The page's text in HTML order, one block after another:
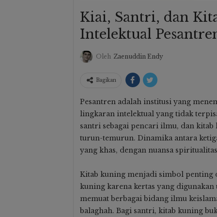
Kiai, Santri, dan
Intelektual
Oleh Zaenuddin Endy
Bagikan
Pesantren adalah institusi yang
lingkaran intelektual yang tidak
santri sebagai pencari ilmu, dan kitab
turun-temurun. Dinamika antara
yang khas, dengan nuansa
Kitab kuning menjadi simbol penting
kuning karena kertas yang
memuat berbagai bidang ilmu
balaghah. Bagi santri, kitab kuning
Bukan Sekadar Jalan-Jalan:
Santri MA Ma’had Hadis
Rotterdam Hingga Tanam